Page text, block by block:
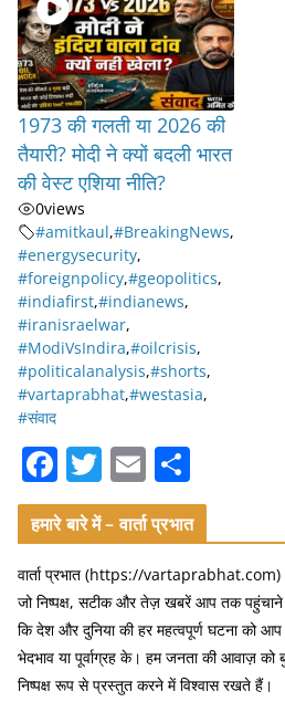
1973 की गलती या 2026 की
तैयारी? मोदी ने क्यों बदली भारत
की वेस्ट एशिया नीति?
0views
#amitkaul,#BreakingNews,
#energysecurity,
#foreignpolicy,#geopolitics,
#indiafirst,#indianews,
#iranisraelwar,
#ModiVsIndira,#oilcrisis,
#politicalanalysis,#shorts,
#vartaprabhat,#westasia,
#संवाद
F
a
c
e
b
o
o
T
w
itt
er
E
m
ai
l
h
ar
e
हमारे बारे में – वार्ता प्रभात
वार्ता प्रभात (https://vartaprabhat.com)
जो निष्पक्ष, सटीक और तेज़ खबरें आप तक पहुंचाने के
कि देश और दुनिया की हर महत्वपूर्ण घटना को आप
भेदभाव या पूर्वाग्रह के। हम जनता की आवाज़
निष्पक्ष रूप से प्रस्तुत करने में विश्वास रखते हैं।